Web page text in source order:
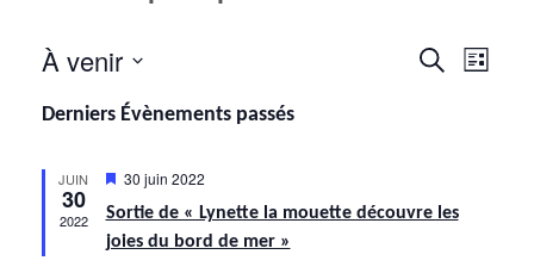
R
Recherche
Liste
À venir
une
Derniers Évènements passés
JUIN
30
2022
Mis
avant
30 juin 2022
Sortie de « Lynette la mouette découvre les
joies du bord de mer »